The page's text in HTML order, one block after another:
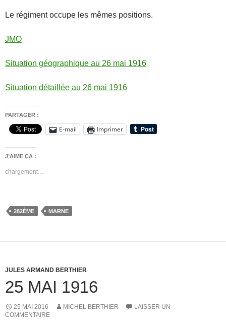
Le régiment occupe les mêmes positions.
JMO
Situation géographique au 26 mai 1916
Situation détaillée au 26 mai 1916
PARTAGER :
E-mail Imprimer
J’AIME ÇA :
chargement…
282ÈME MARNE
JULES ARMAND BERTHIER
25 MAI 1916
25 MAI 2016 MICHEL BERTHIER
LAISSER UN
COMMENTAIRE